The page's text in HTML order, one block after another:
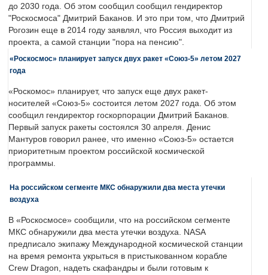
до 2030 года. Об этом сообщил сообщил гендиректор
"Роскосмоса" Дмитрий Баканов. И это при том, что Дмитрий
Рогозин еще в 2014 году заявлял, что Россия выходит из
проекта, а самой станции "пора на пенсию".
«Роскосмос» планирует запуск двух ракет «Союз-5» летом 2027
года
«Роскомос» планирует, что запуск еще двух ракет-
носителей «Союз-5» состоится летом 2027 года. Об этом
сообщил гендиректор госкорпорации Дмитрий Баканов.
Первый запуск ракеты состоялся 30 апреля. Денис
Мантуров говорил ранее, что именно «Союз-5» остается
приоритетным проектом российской космической
программы.
На российском сегменте МКС обнаружили два места утечки
воздуха
В «Роскосмосе» сообщили, что на российском сегменте
МКС обнаружили два места утечки воздуха. NASA
предписало экипажу Международной космической станции
на время ремонта укрыться в пристыкованном корабле
Crew Dragon, надеть скафандры и были готовым к